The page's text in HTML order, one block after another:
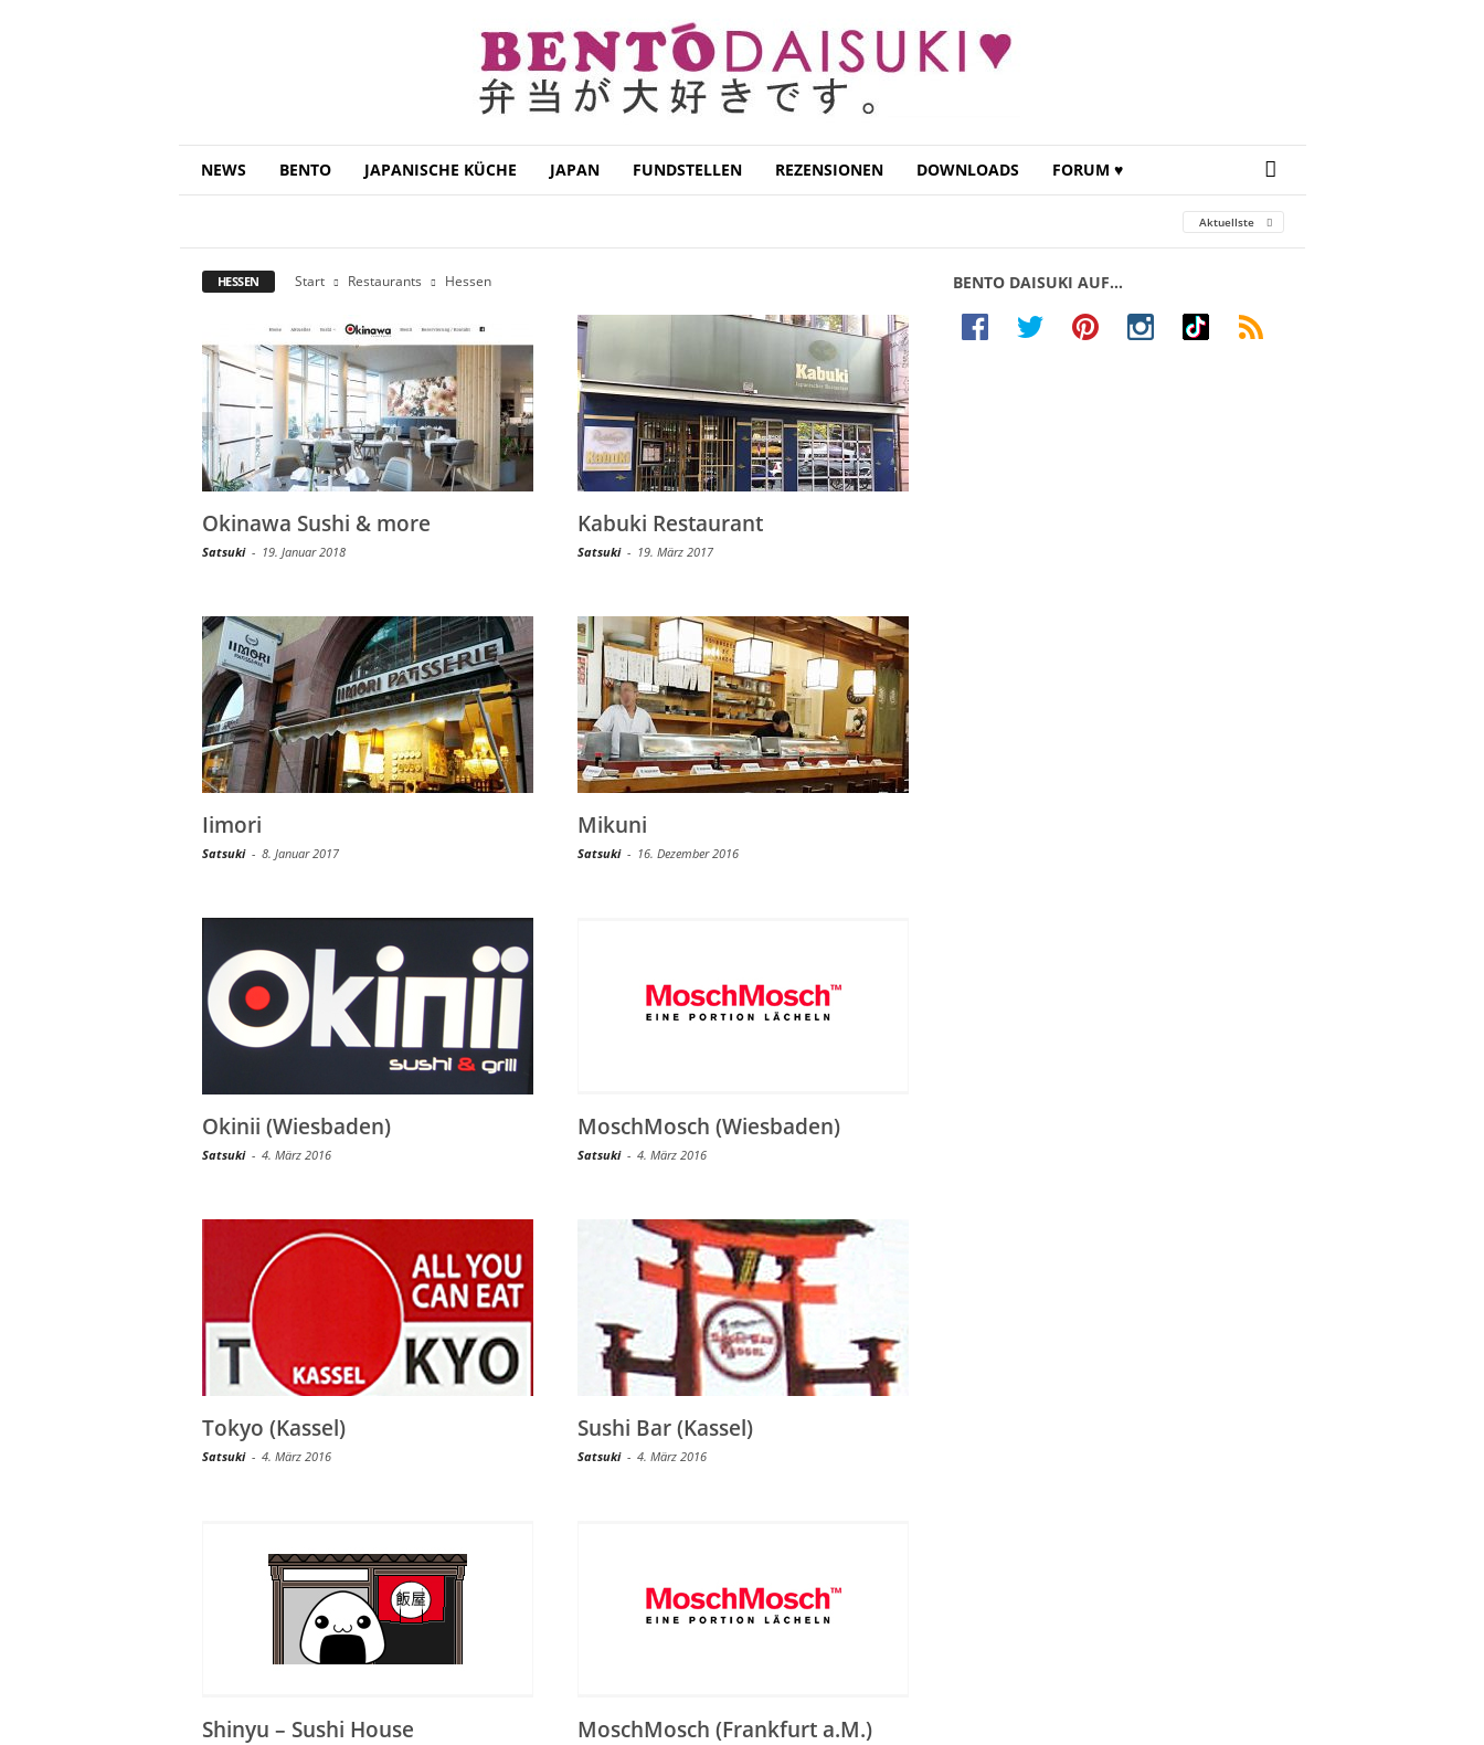
o
NEWS BENTO JAPANISCHE KÜCHE JAPAN FUNDSTELLEN REZENSIONEN DOWNLOADS FORUM ♥
Aktuellste
HESSEN Start Restaurants Hessen
Okinawa Sushi & more
Satsuki - 19. Januar 2018
Kabuki Restaurant
Satsuki - 19. März 2017
Iimori
Satsuki - 8. Januar 2017
Mikuni
Satsuki - 16. Dezember 2016
Okinii (Wiesbaden)
Satsuki - 4. März 2016
MoschMosch (Wiesbaden)
Satsuki - 4. März 2016
Tokyo (Kassel)
Satsuki - 4. März 2016
Sushi Bar (Kassel)
Satsuki - 4. März 2016
Shinyu – Sushi House MoschMosch (Frankfurt a.M.)
BENTO DAISUKI AUF…